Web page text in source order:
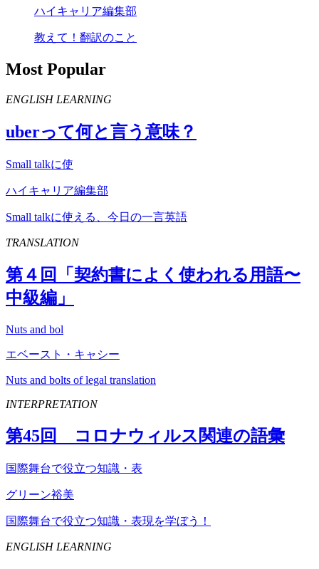
ハイキャリア編集部
教えて！翻訳のこと
Most Popular
ENGLISH LEARNING
uberって何と言う意味？
Small talkに使
ハイキャリア編集部
Small talkに使える、今日の一言英語
TRANSLATION
第４回「契約書によく使われる用語〜
中級編」
Nuts and bol
エベースト・キャシー
Nuts and bolts of legal translation
INTERPRETATION
第45回 コロナウィルス関連の語彙
国際舞台で役立つ知識・表
グリーン裕美
国際舞台で役立つ知識・表現を学ぼう！
ENGLISH LEARNING